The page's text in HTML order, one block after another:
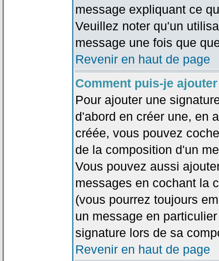
message expliquant ce
Veuillez noter qu'un
message une fois que
Revenir en haut de page
Comment puis-je
Pour ajouter une
d'abord en créer une, en
créée, vous pouvez
de la composition d'un
Vous pouvez aussi
messages en cochant la
(vous pourrez toujours
un message en
signature lors de sa
Revenir en haut de page